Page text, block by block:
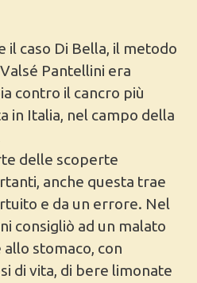
il caso Di Bella, il metodo
Pantellini era
contro il cancro più
in Italia, nel campo della
delle scoperte
anche questa trae
e da un errore. Nel
consigliò ad un malato
stomaco, con
di vita, di bere limonate